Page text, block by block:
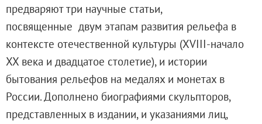
Правила покупки и возврата билетов
Правила посещения музея
Высказать мнение / Сообщить о проблеме
Экскурсии
Лекции и абонементы
Лекторий
Лекции
предваряют три научные статьи,
посвященные двум этапам развития рельефа в
контексте отечественной культуры (XVIII-начало
ХХ века и двадцатое столетие), и истории
бытования рельефов на медалях и монетах в
России. Дополнено биографиями скульпторов,
представленных в издании, и указаниями лиц,